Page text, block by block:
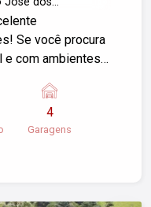
Se você procura
e com ambientes
no
José dos
em um terreno
4
Garagens